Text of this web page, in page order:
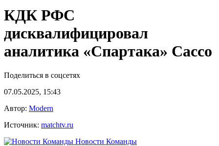
КДК РФС
дисквалифицировал
аналитика «Спартака» Сассо
Поделиться в соцсетях
07.05.2025, 15:43
Автор: Modern
Источник: matchtv.ru
Новости Команды